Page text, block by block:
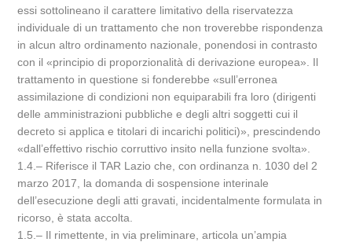
essi sottolineano il carattere limitativo della riservatezza
individuale di un trattamento che non troverebbe rispondenza
in alcun altro ordinamento nazionale, ponendosi in contrasto
con il «principio di proporzionalità di derivazione europea». Il
trattamento in questione si fonderebbe «sull’erronea
assimilazione di condizioni non equiparabili fra loro (dirigenti
delle amministrazioni pubbliche e degli altri soggetti cui il
decreto si applica e titolari di incarichi politici)», prescindendo
«dall’effettivo rischio corruttivo insito nella funzione svolta».
1.4.– Riferisce il TAR Lazio che, con ordinanza n. 1030 del 2
marzo 2017, la domanda di sospensione interinale
dell’esecuzione degli atti gravati, incidentalmente formulata in
ricorso, è stata accolta.
1.5.– Il rimettente, in via preliminare, articola un’ampia